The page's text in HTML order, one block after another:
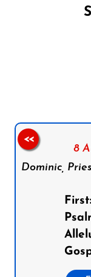
8
Dominic,
First:
<<